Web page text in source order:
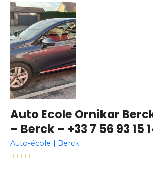
Auto Ecole Ornikar
– Berck – +33 7 56 93 15
Auto-école | Berck